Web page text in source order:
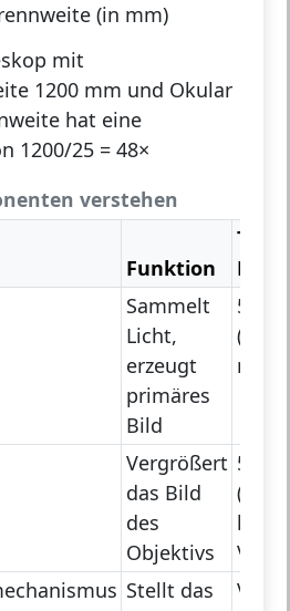
(in mm)
mit
1200 mm und Okular
hat eine
1200/25 = 48×
verstehen
Funktion
Sammelt
Licht,
erzeugt
primäres
Bild
Vergrößert
das Bild
des
Objektivs
5–40
Stellt das